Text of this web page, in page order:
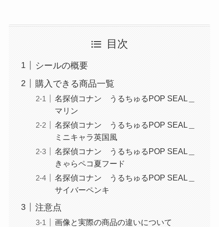
目次
シールの概要
購入できる商品一覧
名探偵コナン うるちゅるPOP SEAL＿
マリン
名探偵コナン うるちゅるPOP SEAL＿
ミニキャラ英国風
名探偵コナン うるちゅるPOP SEAL＿
きゃらペコ夏フード
名探偵コナン うるちゅるPOP SEAL＿
サイバーペンキ
注意点
画像と実際の商品の違いについて